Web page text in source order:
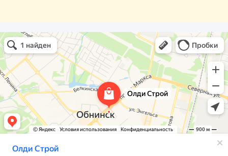
Олди Строй
Фасады и фасадные системы в Обнинске
Оргстекло, поликарбонат в Обнинске